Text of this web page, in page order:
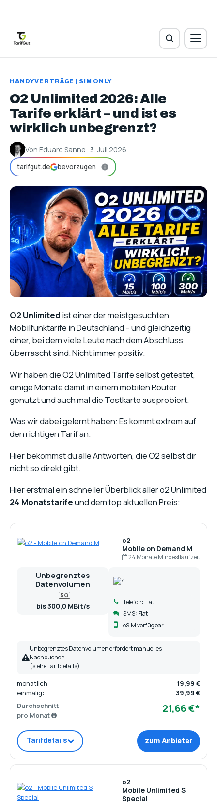
HANDYVERTRÄGE SIM ONLY
O2 Unlimited 2026: Alle
Tarife erklärt – und ist es
wirklich unbegrenzt?
Von Eduard Sanne · 3. Juli 2026
tarifgut.de bevorzugen
O2 Unlimited ist einer der meistgesuchten
Mobilfunktarife in Deutschland – und gleichzeitig
einer, bei dem viele Leute nach dem Abschluss
überrascht sind. Nicht immer positiv.
Wir haben die O2 Unlimited Tarife selbst getestet,
einige Monate damit in einem mobilen Router
genutzt und auch mal die Testkarte ausprobiert.
Was wir dabei gelernt haben: Es kommt extrem auf
den richtigen Tarif an.
Hier bekommst du alle Antworten, die O2 selbst dir
nicht so direkt gibt.
Hier erstmal ein schneller Überblick aller o2 Unlimited
24 Monatstarifeund dem top aktuellen Preis:
o2
Mobile on Demand M
24 Monate Mindestlaufzeit
Unbegrenztes
Datenvolumen
5G
bis 300,0 MBit/s
Telefon: Flat
SMS: Flat
eSIM verfügbar
Unbegrenztes Datenvolumen erfordert manuelles
Nachbuchen
(siehe Tarifdetails)
monatlich:
19,99 €
einmalig:
39,99 €
Durchschnitt
pro Monat
21,66 €*
Tarifdetails zum Anbieter
o2
Mobile Unlimited S
Special